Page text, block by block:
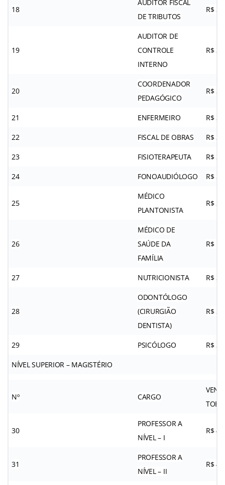
18
AUDITOR FISCAL
DE TRIBUTOS
R$
19
AUDITOR DE
CONTROLE
INTERNO
R$
20
COORDENADOR
PEDAGÓGICO
R$
21 ENFERMEIRO R$
22 FISCAL DE OBRAS R$
23 FISIOTERAPEUTA R$
24 FONOAUDIÓLOGO R$
25
MÉDICO
PLANTONISTA
R$
26
MÉDICO DE
SAÚDE DA
FAMÍLIA
R$
27 NUTRICIONISTA R$
28
ODONTÓLOGO
(CIRURGIÃO
DENTISTA)
R$
29 PSICÓLOGO R$
NÍVEL SUPERIOR – MAGISTÉRIO
Nº CARGO
30
PROFESSOR A
NÍVEL – I
R$
31
PROFESSOR A
NÍVEL – II
R$